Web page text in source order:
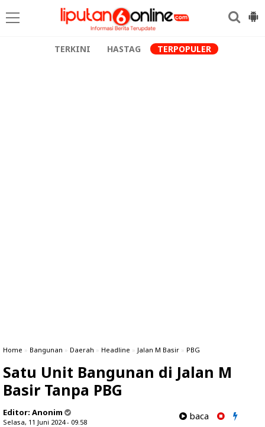
TERKINI HASTAG TERPOPULER
Home » Bangunan » Daerah » Headline » Jalan M Basir » PBG
Satu Unit Bangunan di Jalan M
Basir Tanpa PBG
Editor: Anonim
Selasa, 11 Juni 2024 - 09.58
baca